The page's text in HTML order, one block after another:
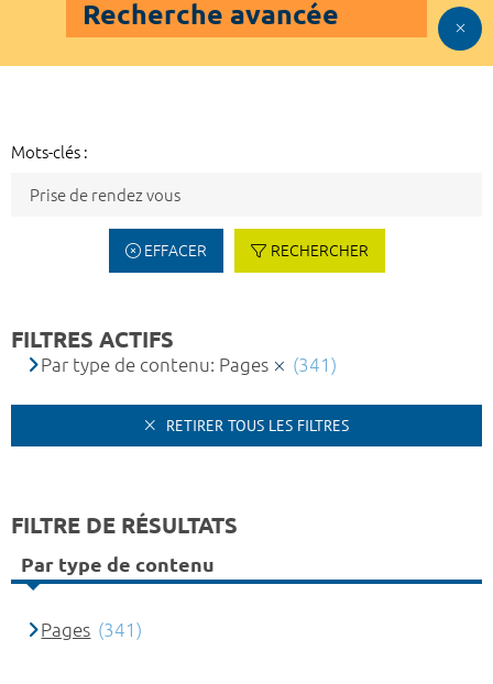
Recherche avancée
Mots-clés :
EFFACER RECHERCHER
FILTRES ACTIFS
Par type de contenu: Pages (341)
RETIRER TOUS LES FILTRES
FILTRE DE RÉSULTATS
Par type de contenu
Pages (341)